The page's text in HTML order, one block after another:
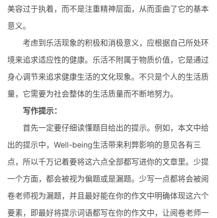
美容过于执着，而不是注重精神层面，从而歪曲了它的基本
意义。
考虑到乐活现象的积极和消极意义，应根据自己所处环
境来追求适应性的健康。乐活不附属于物质价值，它是通过
身心调节来追求健康生活的文化现象。不只是个人的生活质
量，它需要为社会整体的生活质量而不断地努力。
写作提示：
首先一定要仔细读懂题目给出的提示。例如，本文中给
出的提示中，Well-being生活带来利弊影响的意见各有三
点，所以千万记着要将这六点全部都写进你的文章里。少提
一个方面，都会被视为偏题或是漏题。少写一点都将会被阅
卷老师视为漏题，并且最好能在你的作文中明确体现这六个
要素，即最好将提示词语都写在你的作文中，让阅卷老师一